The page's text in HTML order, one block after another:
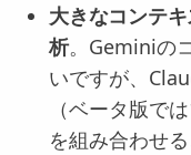
大きなコンテ
析。Geminiの
いですが、
（ベータ版で
を組み合わせ